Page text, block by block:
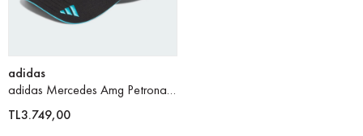
adidas
adidas Mercedes Amg Petronas Formula 1 Team Şapka
TL3.749,00